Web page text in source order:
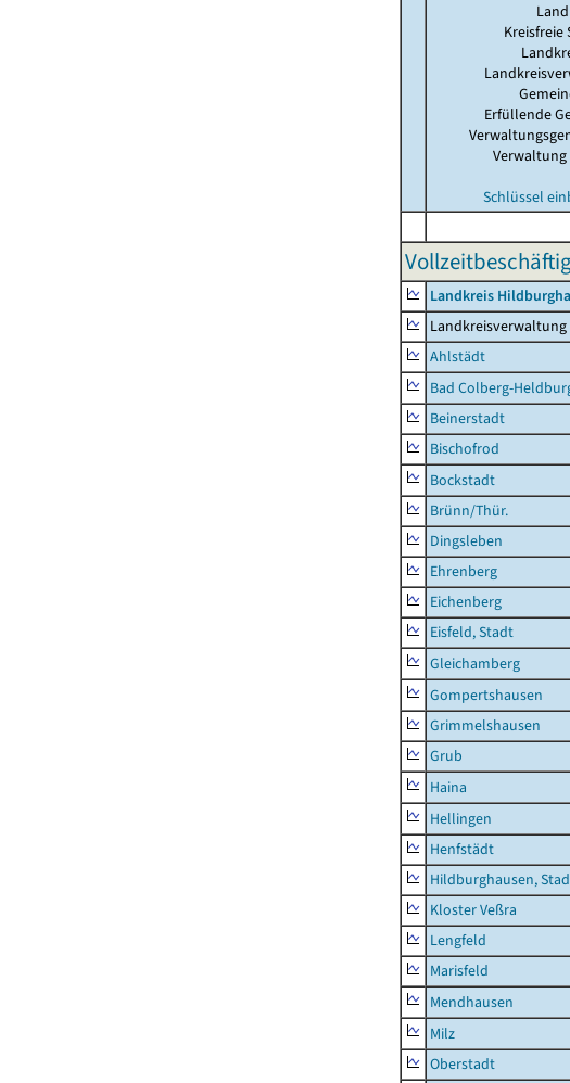
Land
Kreisfreie
Erfüllende
Verwaltung
Schlüssel
Landkreis
Ahlstädt
Bad Colberg-
Beinerstadt
Bischofrod
Bockstadt
Brünn/Thür.
Dingsleben
Ehrenberg
Eichenberg
Eisfeld, Stadt
Gleichamberg
Gompertshausen
Grimmelshausen
Grub
Haina
Hellingen
Henfstädt
Hildburghausen,
Kloster Veßra
Lengfeld
Marisfeld
Mendhausen
Milz
Oberstadt